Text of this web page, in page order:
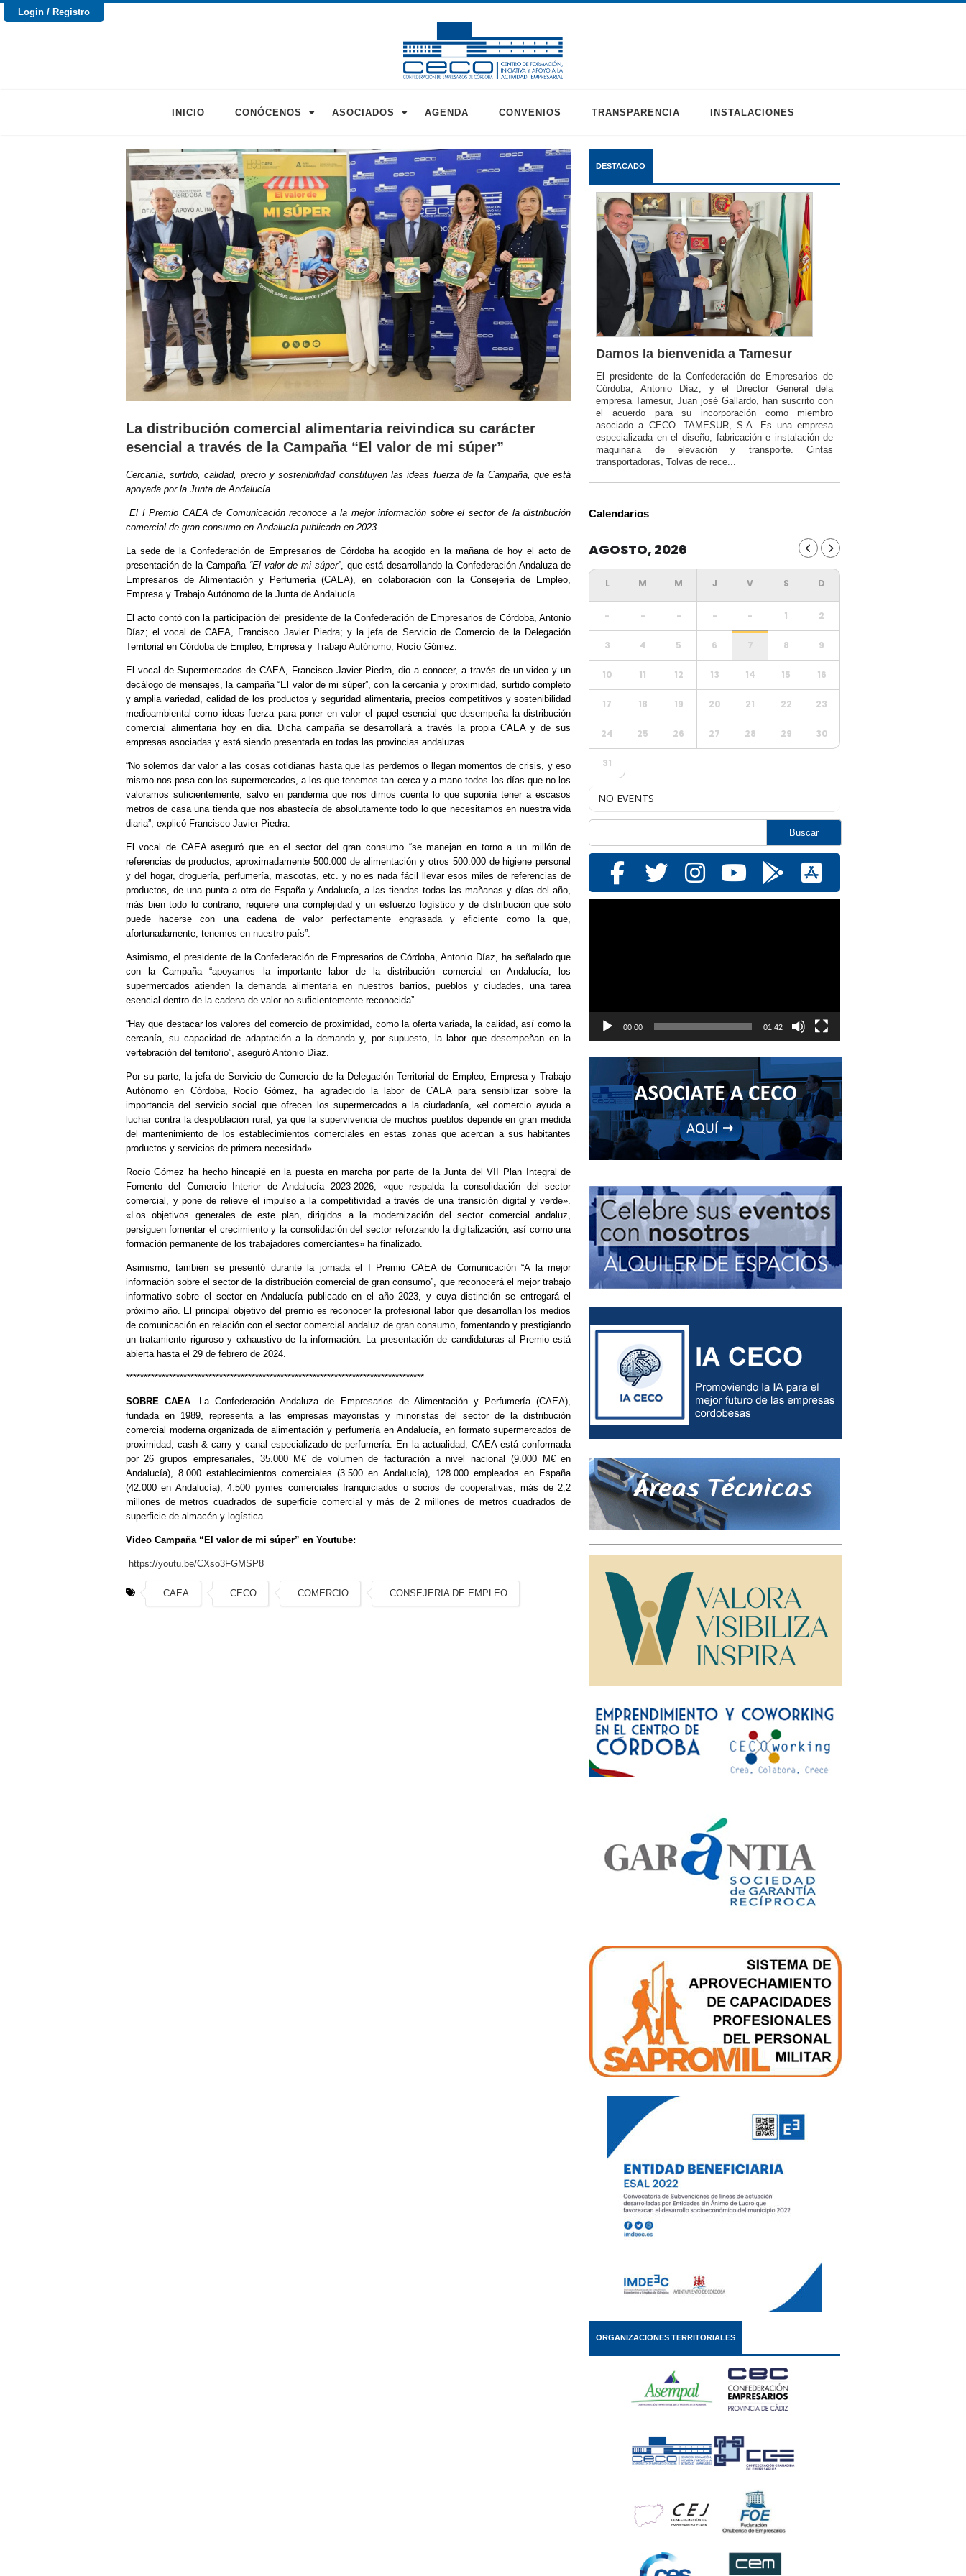
Login / Registro
INICIO CONÓCENOS ASOCIADOS AGENDA CONVENIOS TRANSPARENCIA INSTALACIONES
La distribución comercial alimentaria reivindica su carácter
esencial a través de la Campaña “El valor de mi súper”
Cercanía, surtido, calidad, precio y sostenibilidad constituyen las ideas fuerza de la Campaña, que está
apoyada por la Junta de Andalucía
El I Premio CAEA de Comunicación reconoce a la mejor información sobre el sector de la distribución
comercial de gran consumo en Andalucía publicada en 2023
La sede de la Confederación de Empresarios de Córdoba ha acogido en la mañana de hoy el acto de
presentación de la Campaña “El valor de mi súper”, que está desarrollando la Confederación Andaluza de
Empresarios de Alimentación y Perfumería (CAEA), en colaboración con la Consejería de Empleo,
Empresa y Trabajo Autónomo de la Junta de Andalucía.
El acto contó con la participación del presidente de la Confederación de Empresarios de Córdoba, Antonio
Díaz; el vocal de CAEA, Francisco Javier Piedra; y la jefa de Servicio de Comercio de la Delegación
Territorial en Córdoba de Empleo, Empresa y Trabajo Autónomo, Rocío Gómez.
El vocal de Supermercados de CAEA, Francisco Javier Piedra, dio a conocer, a través de un video y un
decálogo de mensajes, la campaña “El valor de mi súper”, con la cercanía y proximidad, surtido completo
y amplia variedad, calidad de los productos y seguridad alimentaria, precios competitivos y sostenibilidad
medioambiental como ideas fuerza para poner en valor el papel esencial que desempeña la distribución
comercial alimentaria hoy en día. Dicha campaña se desarrollará a través la propia CAEA y de sus
empresas asociadas y está siendo presentada en todas las provincias andaluzas.
“No solemos dar valor a las cosas cotidianas hasta que las perdemos o llegan momentos de crisis, y eso
mismo nos pasa con los supermercados, a los que tenemos tan cerca y a mano todos los días que no los
valoramos suficientemente, salvo en pandemia que nos dimos cuenta lo que suponía tener a escasos
metros de casa una tienda que nos abastecía de absolutamente todo lo que necesitamos en nuestra vida
diaria”, explicó Francisco Javier Piedra.
El vocal de CAEA aseguró que en el sector del gran consumo “se manejan en torno a un millón de
referencias de productos, aproximadamente 500.000 de alimentación y otros 500.000 de higiene personal
y del hogar, droguería, perfumería, mascotas, etc. y no es nada fácil llevar esos miles de referencias de
productos, de una punta a otra de España y Andalucía, a las tiendas todas las mañanas y días del año,
más bien todo lo contrario, requiere una complejidad y un esfuerzo logístico y de distribución que sólo
puede hacerse con una cadena de valor perfectamente engrasada y eficiente como la que,
afortunadamente, tenemos en nuestro país”.
Asimismo, el presidente de la Confederación de Empresarios de Córdoba, Antonio Díaz, ha señalado que
con la Campaña “apoyamos la importante labor de la distribución comercial en Andalucía; los
supermercados atienden la demanda alimentaria en nuestros barrios, pueblos y ciudades, una tarea
esencial dentro de la cadena de valor no suficientemente reconocida”.
“Hay que destacar los valores del comercio de proximidad, como la oferta variada, la calidad, así como la
cercanía, su capacidad de adaptación a la demanda y, por supuesto, la labor que desempeñan en la
vertebración del territorio”, aseguró Antonio Díaz.
Por su parte, la jefa de Servicio de Comercio de la Delegación Territorial de Empleo, Empresa y Trabajo
Autónomo en Córdoba, Rocío Gómez, ha agradecido la labor de CAEA para sensibilizar sobre la
importancia del servicio social que ofrecen los supermercados a la ciudadanía, «el comercio ayuda a
luchar contra la despoblación rural, ya que la supervivencia de muchos pueblos depende en gran medida
del mantenimiento de los establecimientos comerciales en estas zonas que acercan a sus habitantes
productos y servicios de primera necesidad».
Rocío Gómez ha hecho hincapié en la puesta en marcha por parte de la Junta del VII Plan Integral de
Fomento del Comercio Interior de Andalucía 2023-2026, «que respalda la consolidación del sector
comercial, y pone de relieve el impulso a la competitividad a través de una transición digital y verde».
«Los objetivos generales de este plan, dirigidos a la modernización del sector comercial andaluz,
persiguen fomentar el crecimiento y la consolidación del sector reforzando la digitalización, así como una
formación permanente de los trabajadores comerciantes» ha finalizado.
Asimismo, también se presentó durante la jornada el I Premio CAEA de Comunicación “A la mejor
información sobre el sector de la distribución comercial de gran consumo”, que reconocerá el mejor trabajo
informativo sobre el sector en Andalucía publicado en el año 2023, y cuya distinción se entregará el
próximo año. El principal objetivo del premio es reconocer la profesional labor que desarrollan los medios
de comunicación en relación con el sector comercial andaluz de gran consumo, fomentando y prestigiando
un tratamiento riguroso y exhaustivo de la información. La presentación de candidaturas al Premio está
abierta hasta el 29 de febrero de 2024.
***********************************************************************************
SOBRE CAEA. La Confederación Andaluza de Empresarios de Alimentación y Perfumería (CAEA),
fundada en 1989, representa a las empresas mayoristas y minoristas del sector de la distribución
comercial moderna organizada de alimentación y perfumería en Andalucía, en formato supermercados de
proximidad, cash & carry y canal especializado de perfumería. En la actualidad, CAEA está conformada
por 26 grupos empresariales, 35.000 M€ de volumen de facturación a nivel nacional (9.000 M€ en
Andalucía), 8.000 establecimientos comerciales (3.500 en Andalucía), 128.000 empleados en España
(42.000 en Andalucía), 4.500 pymes comerciales franquiciados o socios de cooperativas, más de 2,2
millones de metros cuadrados de superficie comercial y más de 2 millones de metros cuadrados de
superficie de almacén y logística.
Video Campaña “El valor de mi súper” en Youtube:
https://youtu.be/CXso3FGMSP8
CAEA CECO COMERCIO CONSEJERIA DE EMPLEO
DESTACADO
Damos la bienvenida a Tamesur
El presidente de la Confederación de Empresarios de
Córdoba, Antonio Díaz, y el Director General dela
empresa Tamesur, Juan josé Gallardo, han suscrito con
el acuerdo para su incorporación como miembro
asociado a CECO. TAMESUR, S.A. Es una empresa
especializada en el diseño, fabricación e instalación de
maquinaria de elevación y transporte. Cintas
transportadoras, Tolvas de rece...
Calendarios
AGOSTO, 2026
- - - - - 1 2
3 4 5 6 7 8 9
10 11 12 13 14 15 16
17 18 19 20 21 22 23
24 25 26 27 28 29 30
31
NO EVENTS
00:00 01:42
ORGANIZACIONES TERRITORIALES